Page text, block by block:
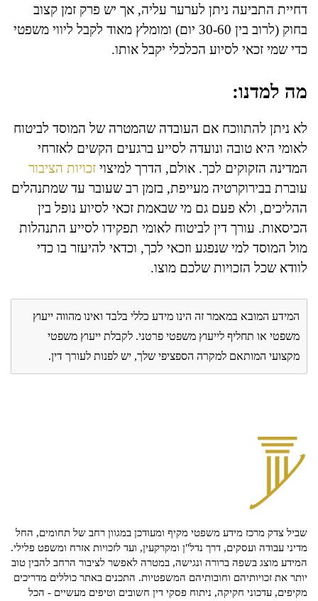
דחיית התביעה ניתן לערער עליה, אך יש פרק זמן קצוב
בחוק (לרוב בין 30-60 יום) ומומלץ מאוד לקבל ליווי משפטי
כדי שמי זכאי לסיוע הכלכלי יקבל אותו.
מה למדנו:
לא ניתן להתווכח אם העובדה שהמטרה של המוסד לביטוח
לאומי היא טובה ונועדה לסייע ברגעים הקשים לאזרחי
המדינה הזקוקים לכך. אולם, הדרך למיצוי זכויות הציבור
עוברת בבירוקרטיה מעייפת, בזמן רב שעובר עד שמתנהלים
ההליכים, ולא פעם גם מי שבאמת זכאי לסיוע נופל בין
הכיסאות. עורך דין לביטוח לאומי תפקידו לסייע התנהלות
מול המוסד למי שנפגע וזכאי לכך, וכדאי להיעזר בו כדי
לוודא שכל הזכויות שלכם מוצו.
המידע המובא במאמר זה הינו מידע כללי בלבד ואינו מהווה ייעוץ
משפטי או תחליף לייעוץ משפטי פרטני. לקבלת ייעוץ משפטי
מקצועי המותאם למקרה הספציפי שלך, יש לפנות לעורך דין.
שביל צדק מרכז מידע משפטי מקיף ומעודכן במגוון רחב של תחומים, החל
מדיני עבודה ועסקים, דרך נדל"ן ומקרקעין, ועד לזכויות אזרח ומשפט פלילי.
המידע מוצג בשפה ברורה ונגישה, במטרה לאפשר לציבור הרחב להבין טוב
יותר את זכויותיהם וחובותיהם המשפטיות. התכנים באתר כוללים מדריכים
מקיפים, עדכוני חקיקה, ניתוח פסקי דין חשובים וטיפים מעשיים - הכל